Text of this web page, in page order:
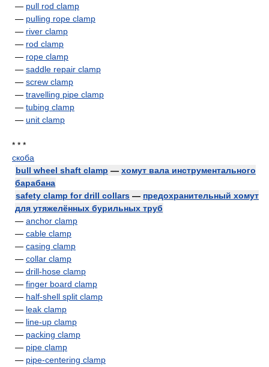
— pull rod clamp
— pulling rope clamp
— river clamp
— rod clamp
— rope clamp
— saddle repair clamp
— screw clamp
— travelling pipe clamp
— tubing clamp
— unit clamp
* * *
скоба
bull wheel shaft clamp — хомут вала инструментального
барабана
safety clamp for drill collars — предохранительный хомут
для утяжелённых бурильных труб
— anchor clamp
— cable clamp
— casing clamp
— collar clamp
— drill-hose clamp
— finger board clamp
— half-shell split clamp
— leak clamp
— line-up clamp
— packing clamp
— pipe clamp
— pipe-centering clamp